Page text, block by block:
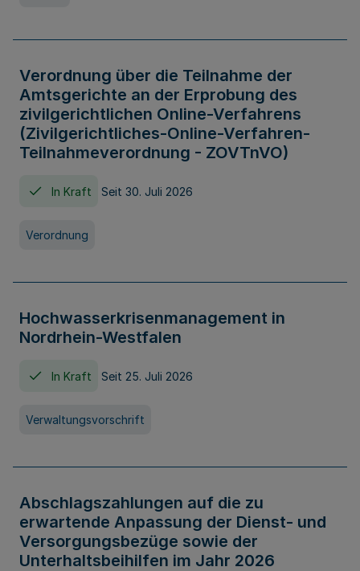
Verordnung über die Teilnahme der
Amtsgerichte an der Erprobung des
zivilgerichtlichen Online-Verfahrens
(Zivilgerichtliches-Online-Verfahren-
Teilnahmeverordnung - ZOVTnVO)
In Kraft Seit 30. Juli 2026
Verordnung
Hochwasserkrisenmanagement in
Nordrhein-Westfalen
In Kraft Seit 25. Juli 2026
Verwaltungsvorschrift
Abschlagszahlungen auf die zu
erwartende Anpassung der Dienst- und
Versorgungsbezüge sowie der
Unterhaltsbeihilfen im Jahr 2026